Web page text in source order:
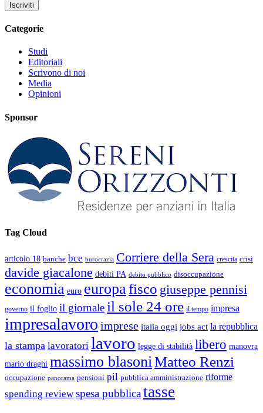
Categorie
Studi
Editoriali
Scrivono di noi
Media
Opinioni
Sponsor
Tag Cloud
articolo 18 banche bce burocrazia Corriere della Sera crescita crisi
davide giacalone debiti PA debito pubblico disoccupazione
economia euro europafisco giuseppe pennisi
governo il foglio il giornale il sole 24 ore il tempo impresa
impresalavoro imprese italia oggi jobs act la repubblica
la stampa lavoratori lavoro legge di stabilità libero manovra
mario draghi massimo blasoniMatteo Renzi
occupazione panorama pensioni pil pubblica amministrazione riforme
spending review spesa pubblicatasse